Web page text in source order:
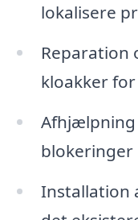
lokalisere
Reparation
kloakker
blokeringer
Installation